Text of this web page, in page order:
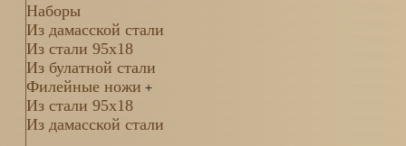
Наборы
Из дамасской стали
Из стали 95х18
Из булатной стали
Филейные ножи +
Из стали 95х18
Из дамасской стали